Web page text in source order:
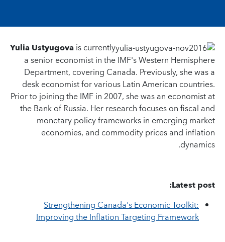
Yulia Ustyugovais currently
a senior economist in the IMF's Western Hemisphere
Department, covering Canada. Previously, she was a
desk economist for various Latin American countries.
Prior to joining the IMF in 2007, she was an economist at
the Bank of Russia. Her research focuses on fiscal and
monetary policy frameworks in emerging market
economies, and commodity prices and inflation
dynamics.
Latest post:
Strengthening Canada's Economic Toolkit:
Improving the Inflation Targeting Framework